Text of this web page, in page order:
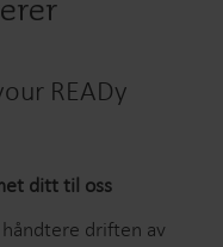
og
READy
ditt til oss
driften av